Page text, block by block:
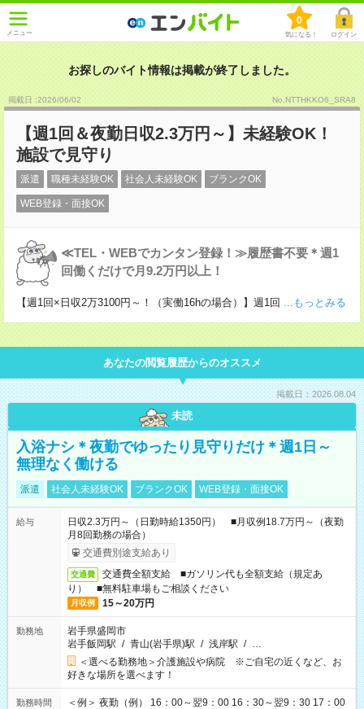
メニュー
0
気になる！ ログイン
お探しのバイト情報は掲載が終了しました。
掲載日 :2026/06/02 No.NTTHKKO6_SRA8
【週1回＆夜勤日収2.3万円～】未経験OK！
施設で見守り
派遣 職種未経験OK 社会人未経験OK ブランクOK
WEB登録・面接OK
≪TEL・WEBでカンタン登録！≫履歴書不要＊週1
回働くだけで月9.2万円以上！
【週1回×日収2万3100円～！（実働16hの場合）】週1回 ...もっとみる
あなたの閲覧履歴からのオススメ
掲載日：2026.08.04
未読
入浴ナシ＊夜勤でゆったり見守りだけ＊週1日～
無理なく働ける
派遣 社会人未経験OK ブランクOK WEB登録・面接OK
給与
日収2.3万円～（日勤時給1350円） ■月収例18.7万円～（夜勤
月8回勤務の場合）
交通費別途支給あり
交通費
交通費全額支給 ■ガソリン代も全額支給（規定あ
り） ■無料駐車場もご相談ください
月収例 15～20万円
勤務地
岩手県盛岡市
岩手飯岡駅 / 青山(岩手県)駅 / 浅岸駅 / …
＜選べる勤務地＞介護施設や病院 ※ご自宅の近くなど、お
好きな場所を選べます！
勤務時間
＜例＞ 夜勤（例） 16：00～翌9：00 16：30～翌9：30 17：00